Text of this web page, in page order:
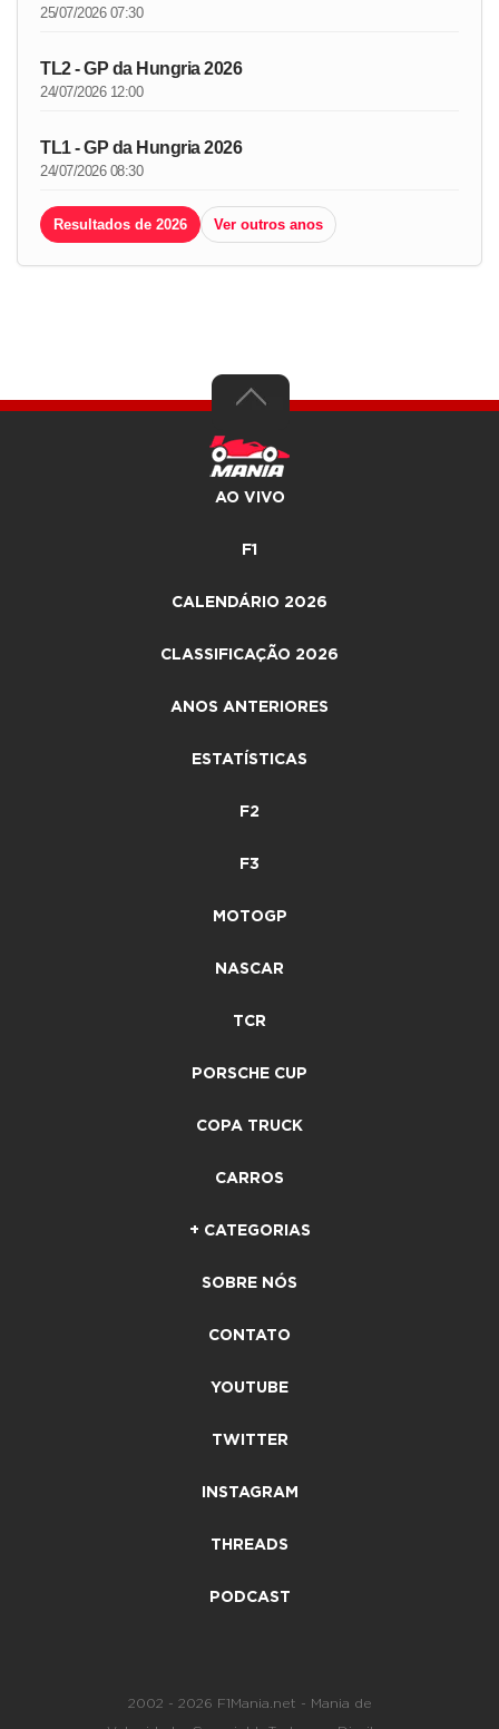
25/07/2026 07:30
TL2 - GP da Hungria 2026
24/07/2026 12:00
TL1 - GP da Hungria 2026
24/07/2026 08:30
Resultados de 2026 Ver outros anos
AO VIVO
F1
CALENDÁRIO 2026
CLASSIFICAÇÃO 2026
ANOS ANTERIORES
ESTATÍSTICAS
F2
F3
MOTOGP
NASCAR
TCR
PORSCHE CUP
COPA TRUCK
CARROS
+ CATEGORIAS
SOBRE NÓS
CONTATO
YOUTUBE
TWITTER
INSTAGRAM
THREADS
PODCAST
2002 - 2026 F1Mania.net - Mania de